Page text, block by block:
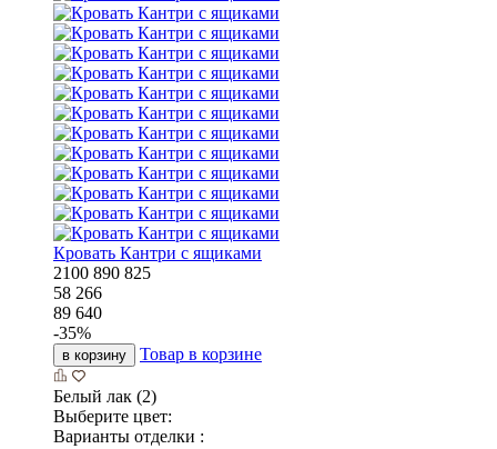
Кровать Кантри с ящиками
2100 890 825
58 266
89 640
-35%
в корзину Товар в корзине
Белый лак (2)
Выберите цвет:
Варианты отделки :